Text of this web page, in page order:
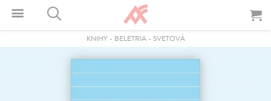
KNIHY- BELETRIA- SVETOVÁ